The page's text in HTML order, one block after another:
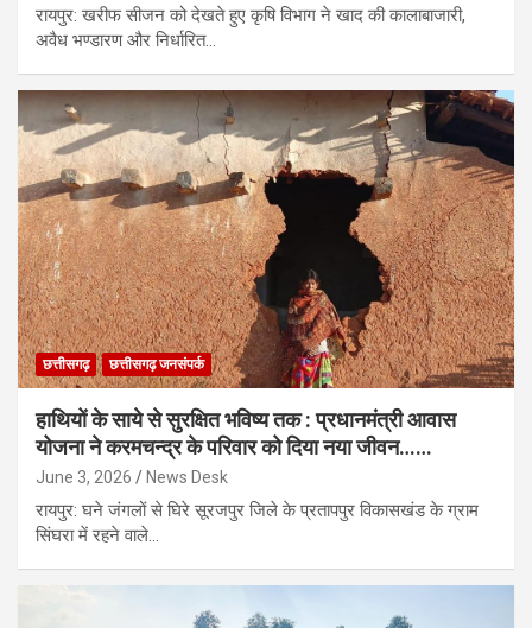
रायपुर: खरीफ सीजन को देखते हुए कृषि विभाग ने खाद की कालाबाजारी,
अवैध भण्डारण और निर्धारित…
छत्तीसगढ़ छत्तीसगढ़ जनसंपर्क
हाथियों के साये से सुरक्षित भविष्य तक : प्रधानमंत्री आवास
योजना ने करमचन्द्र के परिवार को दिया नया जीवन……
June 3, 2026 News Desk
रायपुर: घने जंगलों से घिरे सूरजपुर जिले के प्रतापपुर विकासखंड के ग्राम
सिंघरा में रहने वाले…